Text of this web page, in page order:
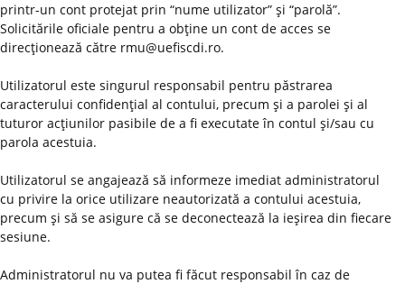
printr-un cont protejat prin “nume utilizator” şi “parolă”.
Solicitările oficiale pentru a obţine un cont de acces se
direcţionează către rmu@uefiscdi.ro.
Utilizatorul este singurul responsabil pentru păstrarea
caracterului confidenţial al contului, precum şi a parolei şi al
tuturor acţiunilor pasibile de a fi executate în contul şi/sau cu
parola acestuia.
Utilizatorul se angajează să informeze imediat administratorul
cu privire la orice utilizare neautorizată a contului acestuia,
precum şi să se asigure că se deconectează la ieşirea din fiecare
sesiune.
Administratorul nu va putea fi făcut responsabil în caz de